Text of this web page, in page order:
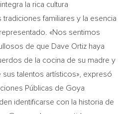
la rica cultura
tradiciones familiares y la esencia
«Nos sentimos
de que Dave Ortiz haya
de la cocina de su madre y
talentos artísticos», expresó
Públicas de Goya
identificarse con la historia de